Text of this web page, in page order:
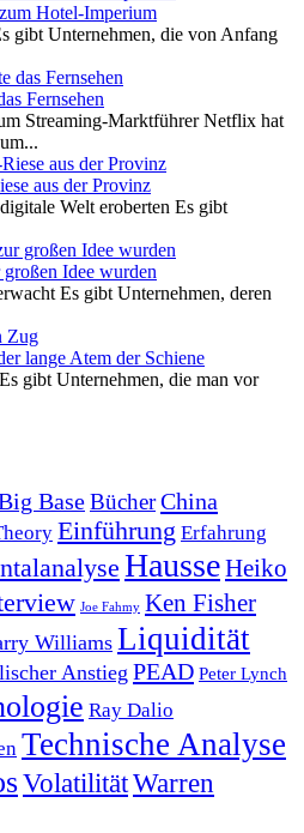
Hotel-Imperium
gibt Unternehmen, die von Anfang
Fernsehen
Streaming-Marktführer Netflix hat
aus der Provinz
Welt eroberten Es gibt
Idee wurden
Es gibt Unternehmen, deren
lange Atem der Schiene
gibt Unternehmen, die man vor
BaseBücherChina
Einführung Erfahrung
HausseHeiko
Joe Fahmy Ken Fisher
WilliamsLiquidität
Anstieg PEAD Peter Lynch
Ray Dalio
Technische Analyse
VolatilitätWarren